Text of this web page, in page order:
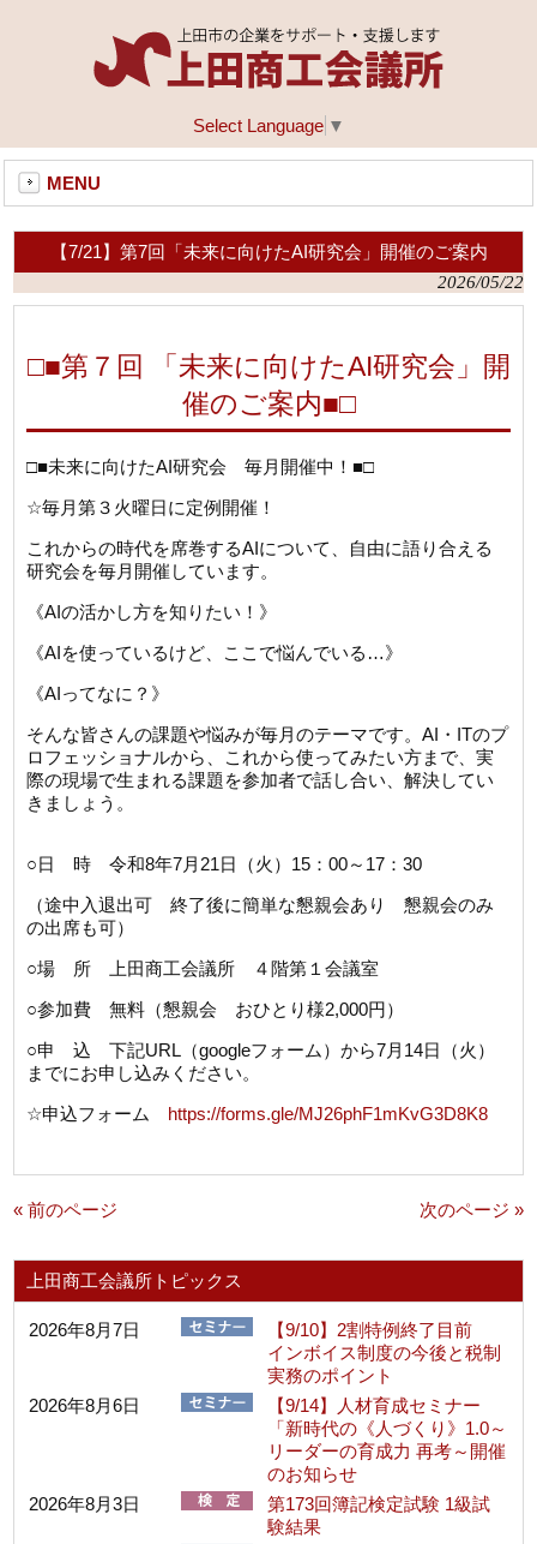
Select Language ▼
MENU
【7/21】第7回「未来に向けたAI研究会」開催のご案内
2026/05/22
□■第７回 「未来に向けたAI研究会」開
催のご案内■□
□■未来に向けたAI研究会 毎月開催中！ ■□
☆毎月第３火曜日に定例開催！
これからの時代を席巻するAIについて、自由に語り合える
研究会を毎月開催しています。
《AIの活かし方を知りたい！》
《AIを使っているけど、ここで悩んでいる …》
《AIってなに？》
そんな皆さんの課題や悩みが毎月のテーマです。AI ・ ITのプ
ロフェッショナルから、これから使ってみたい方まで、実
際の現場で生まれる課題を参加者で話し合い、解決してい
きましょう。
○日 時 令和8年7月21日（火） 15 ：00～ 17 ：30
（途中入退出可 終了後に簡単な懇親会あり 懇親会のみ
の出席も可）
○場 所 上田商工会議所 ４階第１会議室
○参加費 無料（懇親会 おひとり様2,000円）
○申 込 下記URL （googleフォーム）から7月14日（火）
までにお申し込みください。
☆申込フォーム https://forms.gle/MJ26phF1mKvG3D8K8
« 前のページ 次のページ »
上田商工会議所トピックス
2026年8月7日
【9/10】2割特例終了目前
インボイス制度の今後と税制
実務のポイント
2026年8月6日
【9/14】人材育成セミナー
「新時代の《人づくり》1.0～
リーダーの育成力 再考～開催
のお知らせ
2026年8月3日
第173回簿記検定試験 1級試
験結果